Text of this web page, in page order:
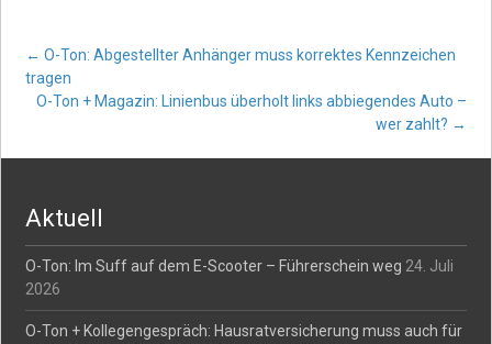
Post
navigation
← O-Ton: Abgestellter Anhänger muss korrektes Kennzeichen
tragen
O-Ton + Magazin: Linienbus überholt links abbiegendes Auto –
wer zahlt? →
Aktuell
O-Ton: Im Suff auf dem E-Scooter – Führerschein weg 24. Juli
2026
O-Ton + Kollegengespräch: Hausratversicherung muss auch für